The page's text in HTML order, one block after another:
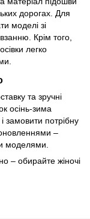
дорогах. Для
моделі зі
Крім того,
легко
та зручні
осінь-зима
замовити потрібну
–
моделями.
– обирайте жіночі